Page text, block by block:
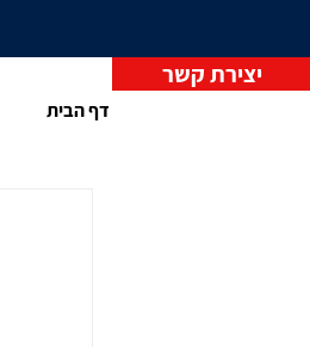
דף הבית
יצירת קשר